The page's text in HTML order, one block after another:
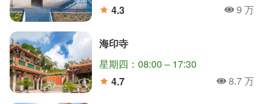
4.3
人氣9 万
海印寺
星期四：08:00 – 17:30
4.7
人氣8.7 万